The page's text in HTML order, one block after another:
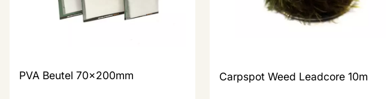
PVA Beutel 70x200mm Carpspot Weed Leadcore 10m